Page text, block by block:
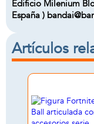
Edificio Milenium
España )
Artículos